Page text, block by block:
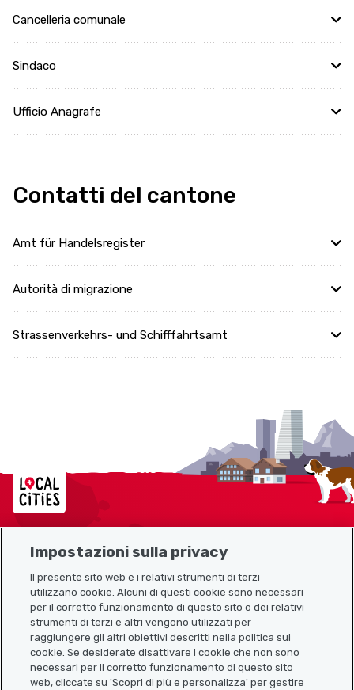
Cancelleria comunale
Sindaco
Ufficio Anagrafe
Contatti del cantone
Amt für Handelsregister
Autorità di migrazione
Strassenverkehrs- und Schifffahrtsamt
Localcities
Link utili
Scarica l’app Localcities
Impostazioni sulla privacy
Il presente sito web e i relativi strumenti di terzi
utilizzano cookie. Alcuni di questi cookie sono necessari
per il corretto funzionamento di questo sito o dei relativi
strumenti di terzi e altri vengono utilizzati per
raggiungere gli altri obiettivi descritti nella politica sui
cookie. Se desiderate disattivare i cookie che non sono
necessari per il corretto funzionamento di questo sito
web, cliccate su 'Scopri di più e personalizza' per gestire